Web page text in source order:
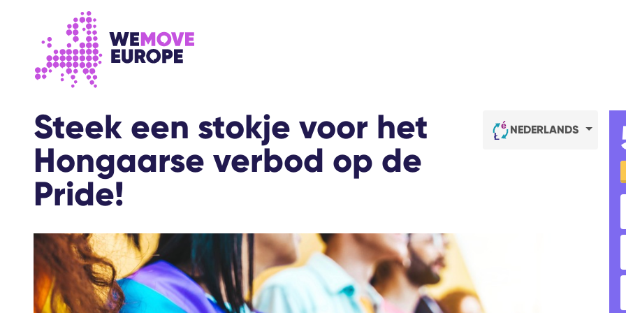
NEDERLANDS
Steek een stokje voor het
Hongaarse verbod op de
Pride!